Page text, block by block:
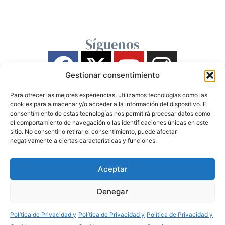
Gestionar consentimiento
Para ofrecer las mejores experiencias, utilizamos tecnologías como las
cookies para almacenar y/o acceder a la información del dispositivo. El
consentimiento de estas tecnologías nos permitirá procesar datos como
el comportamiento de navegación o las identificaciones únicas en este
sitio. No consentir o retirar el consentimiento, puede afectar
negativamente a ciertas características y funciones.
Aceptar
Denegar
Política de Privacidad y Política de Privacidad y Política de Privacidad y
Síguenos